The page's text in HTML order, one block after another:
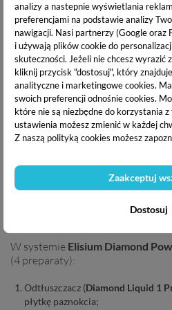
analizy a nastepnie wyświetlania
preferencjami na podstawie analizy
nawigacji. Nasi partnerzy (Google oraz
i używają plików cookie do
skuteczności. Jeżeli nie chcesz wyrazić
kliknij przycisk "dostosuj", który
analityczne i marketingowe cookies.
swoich preferencji odnośnie cookies.
które nie są niezbędne do korzystania
ustawienia możesz zmienić w każdej
Z naszą polityką cookies możesz
Dostosuj
Zaakceptuj
Manicure tytanowy polecany jest
o słabej płytce, dla których
inwazyjny i obciążający, jest to
Utrzymuje się do czterech
zarysowań. Jest mniej inwazyjny i
do utwardzania. Puder utwardza
kontakcie z powietrzem.
Aby wykonać paznokcie
płyny (preparaty)
W systemie Elisium Diamond
(4 preparaty):
Odtłuszczacz (Diamond Liquid 1
płytkę paznokcia;